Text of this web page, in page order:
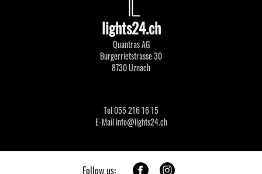
lights24.ch
Quantras AG
Burgerrietstrasse 30
8730 Uznach
Tel 055 216 16 15
E-Mail info@lights24.ch
Follow us: